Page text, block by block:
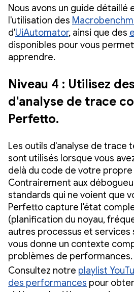
Nous avons un guide détaillé
l'utilisation des
d'UiAutomator, ainsi que des
disponibles pour vous
apprendre.
Niveau 4 : Utilisez
d'analyse de trace
Perfetto.
Les outils d'analyse de trace
sont utilisés lorsque vous
delà du code de votre
Contrairement aux
standards qui ne voient que
Perfetto capture l'état
(planification du noyau,
autres processus et services
vous donne un contexte
problèmes de performances.
Consultez notre playlist
des performances pour